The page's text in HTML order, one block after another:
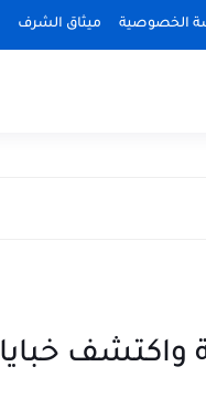
الخصوصية ميثاق الشرف
واكتشف خبايا